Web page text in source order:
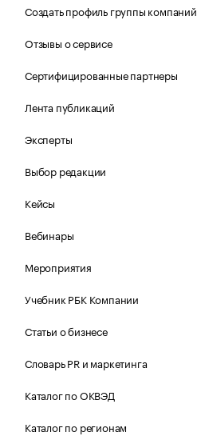
Создать профиль группы компаний
Отзывы о сервисе
Сертифицированные партнеры
Лента публикаций
Эксперты
Выбор редакции
Кейсы
Вебинары
Мероприятия
Учебник РБК Компании
Статьи о бизнесе
Словарь PR и маркетинга
Каталог по ОКВЭД
Каталог по регионам